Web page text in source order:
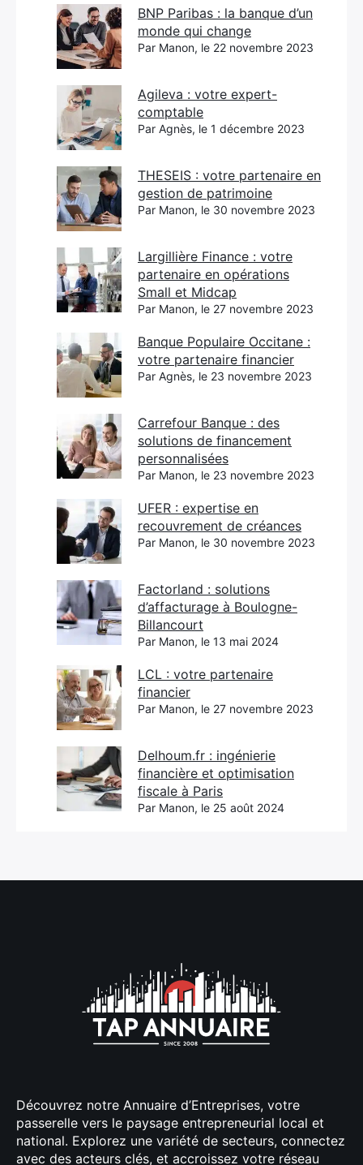
BNP Paribas : la banque d’un
monde qui change
Par Manon, le 22 novembre 2023
Agileva : votre expert-
comptable
Par Agnès, le 1 décembre 2023
THESEIS : votre partenaire en
gestion de patrimoine
Par Manon, le 30 novembre 2023
Largillière Finance : votre
partenaire en opérations
Small et Midcap
Par Manon, le 27 novembre 2023
Banque Populaire Occitane :
votre partenaire financier
Par Agnès, le 23 novembre 2023
Carrefour Banque : des
solutions de financement
personnalisées
Par Manon, le 23 novembre 2023
UFER : expertise en
recouvrement de créances
Par Manon, le 30 novembre 2023
Factorland : solutions
d’affacturage à Boulogne-
Billancourt
Par Manon, le 13 mai 2024
LCL : votre partenaire
financier
Par Manon, le 27 novembre 2023
Delhoum.fr : ingénierie
financière et optimisation
fiscale à Paris
Par Manon, le 25 août 2024
Découvrez notre Annuaire d’Entreprises, votre
passerelle vers le paysage entrepreneurial local et
national. Explorez une variété de secteurs, connectez
avec des acteurs clés, et accroissez votre réseau